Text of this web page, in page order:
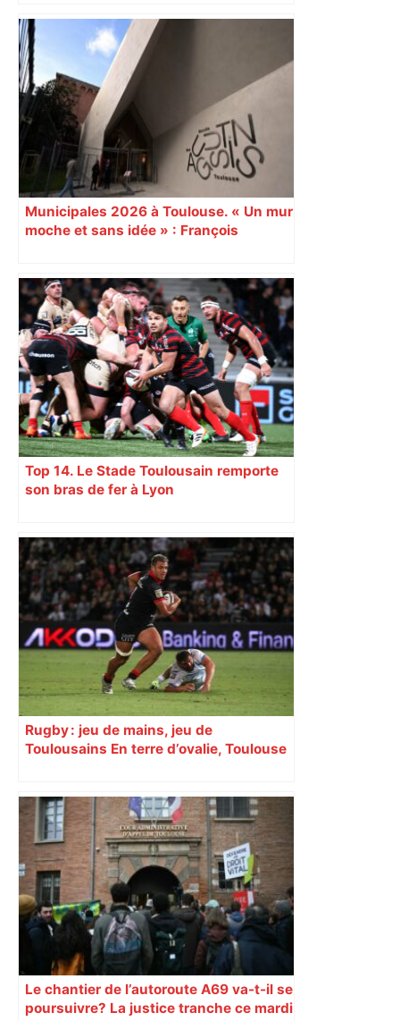
Municipales 2026 à Toulouse. « Un mur
moche et sans idée » : François
Augustins
Top 14. Le Stade Toulousain remporte
son bras de fer à Lyon
Rugby : jeu de mains, jeu de
Toulousains En terre d’ovalie, Toulouse
revendiquant surtout son art du jeu en
mouvement, vif et spectaculaire.
Décryptage. Série (4 / 10)
Le chantier de l’autoroute A69 va-t-il se
poursuivre? La justice tranche ce mardi